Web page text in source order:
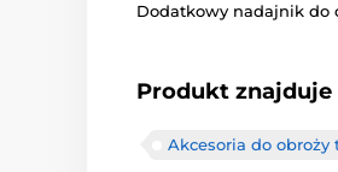
Dodatkowy nadajnik do
Produkt
Akcesoria do obroży